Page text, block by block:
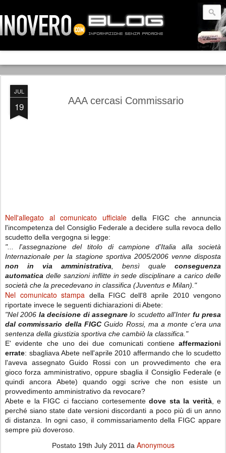
JUL
19 AAA cercasi Commissario
Nell'allegato al comunicato ufficialedella FIGC che annuncia
l'incompetenza del Consiglio Federale a decidere sulla revoca dello
scudetto della vergogna si legge:
"... l'assegnazione del titolo di campione d'Italia alla società
Internazionale per la stagione sportiva 2005/2006 venne disposta
non in via amministrativa , bensì quale conseguenza
automatica delle sanzioni inflitte in sede disciplinare a carico delle
società che la precedevano in classifica (Juventus e Milan)."
Nel comunicato stampa della FIGC dell'8 aprile 2010 vengono
riportate invece le seguenti dichiarazioni di Abete:
"Nel 2006 la decisione di assegnare lo scudetto all'Inter fu presa
dal commissario della FIGCGuido Rossi, ma a monte c'era una
sentenza della giustizia sportiva che cambiò la classifica."
E' evidente che uno dei due comunicati contiene affermazioni
errate: sbagliava Abete nell'aprile 2010 affermando che lo scudetto
l'aveva assegnato Guido Rossi con un provvedimento che era
gioco forza amministrativo, oppure sbaglia il Consiglio Federale (e
quindi ancora Abete) quando oggi scrive che non esiste un
provvedimento amministrativo da revocare?
Abete e la FIGC ci facciano cortesementedove sta la verità, e
perché siano state date versioni discordanti a poco più di un anno
di distanza. In ogni caso, il commissariamento della FIGC appare
sempre più doveroso.
Postato 19th July 2011 da Anonymous